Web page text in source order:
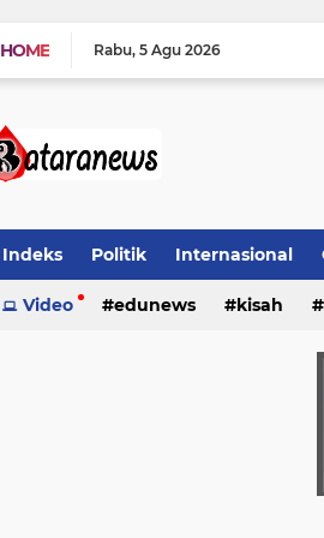
HOME
Rabu 5 Agu 2026
Indeks Politik Internasional
Video edunews kisah